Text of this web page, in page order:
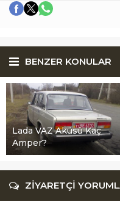
BENZER KONULAR
Lada VAZ Aküsü Kaç
Amper?
ZİYARETÇİ